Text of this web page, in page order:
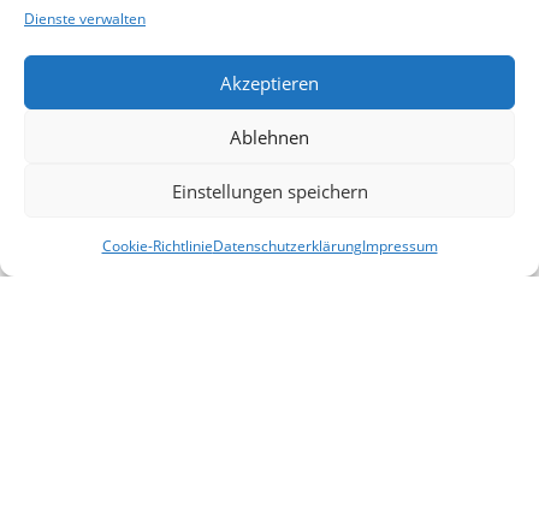
Dienste verwalten
Akzeptieren
Ablehnen
Einstellungen speichern
Cookie-RichtlinieDatenschutzerklärungImpressum
Aktionen
Kontakt
AGB
Mein KontoWarenkorbVergleichen